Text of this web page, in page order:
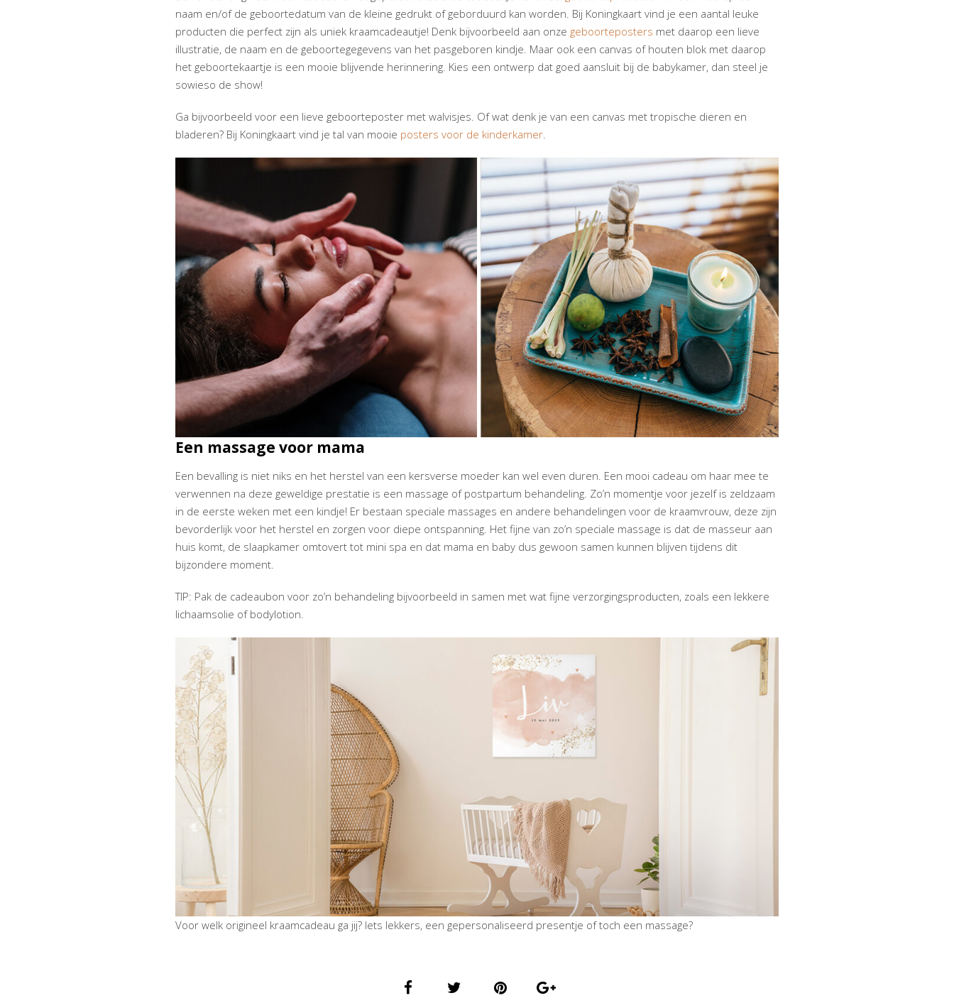
naam en/of de geboortedatum van de kleine gedrukt of geborduurd kan worden. Bij Koningkaart vind je een aantal leuke
producten die perfect zijn als uniek kraamcadeautje! Denk bijvoorbeeld aan onze geboorteposters met daarop een lieve
illustratie, de naam en de geboortegegevens van het pasgeboren kindje. Maar ook een canvas of houten blok met daarop
het geboortekaartje is een mooie blijvende herinnering. Kies een ontwerp dat goed aansluit bij de babykamer, dan steel je
sowieso de show!
Ga bijvoorbeeld voor een lieve geboorteposter met walvisjes. Of wat denk je van een canvas met tropische dieren en
bladeren? Bij Koningkaart vind je tal van mooie posters voor de kinderkamer.
Een massage voor mama
Een bevalling is niet niks en het herstel van een kersverse moeder kan wel even duren. Een mooi cadeau om haar mee te
verwennen na deze geweldige prestatie is een massage of postpartum behandeling. Zo’n momentje voor jezelf is zeldzaam
in de eerste weken met een kindje! Er bestaan speciale massages en andere behandelingen voor de kraamvrouw, deze zijn
bevorderlijk voor het herstel en zorgen voor diepe ontspanning. Het fijne van zo’n speciale massage is dat de masseur aan
huis komt, de slaapkamer omtovert tot mini spa en dat mama en baby dus gewoon samen kunnen blijven tijdens dit
bijzondere moment.
TIP: Pak de cadeaubon voor zo’n behandeling bijvoorbeeld in samen met wat fijne verzorgingsproducten, zoals een lekkere
lichaamsolie of bodylotion.
Voor welk origineel kraamcadeau ga jij? Iets lekkers, een gepersonaliseerd presentje of toch een massage?